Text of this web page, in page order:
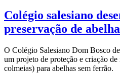
Colégio salesiano
preservação de
O Colégio Salesiano Dom Bosco
um projeto de proteção e criação
colmeias) para abelhas sem ferrão.